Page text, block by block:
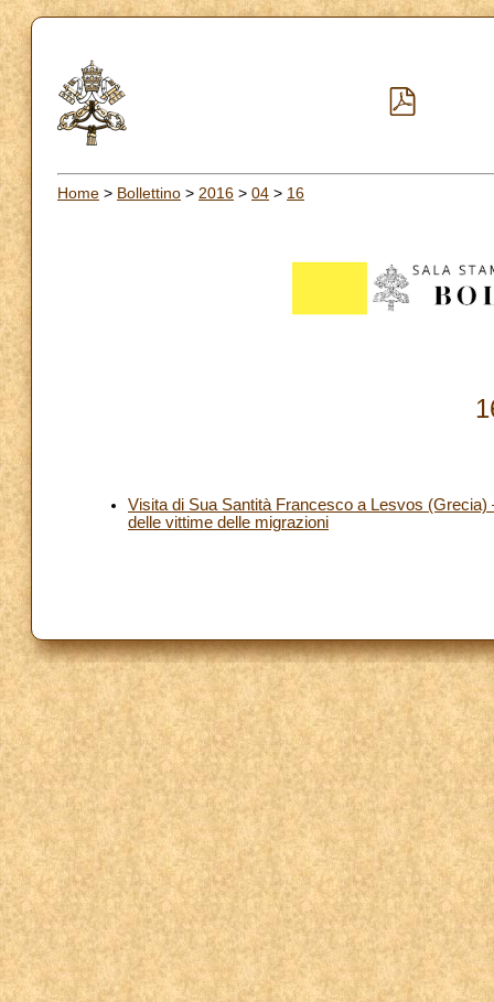
Home > Bollettino > 2016 > 04 > 16
Visita di Sua Santità Francesco a Lesvos
delle vittime delle migrazioni